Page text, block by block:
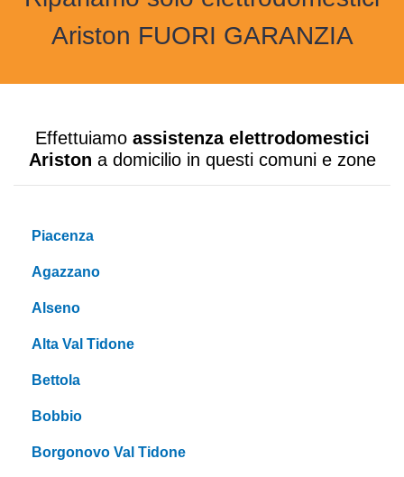
Ariston FUORI GARANZIA
Effettuiamo assistenza elettrodomestici
Ariston a domicilio in questi comuni e zone
Piacenza
Agazzano
Alseno
Alta Val Tidone
Bettola
Bobbio
Borgonovo Val Tidone